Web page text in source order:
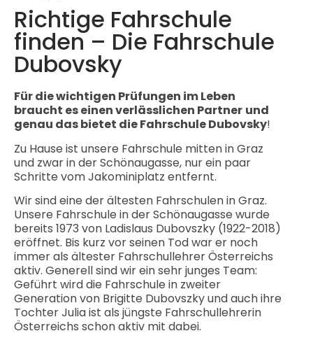
Richtige Fahrschule
finden – Die Fahrschule
Dubovsky
Für die wichtigen Prüfungen im Leben
braucht es einen verlässlichen Partner und
genau das bietet die Fahrschule Dubovsky!
Zu Hause ist unsere Fahrschule mitten in Graz
und zwar in der Schönaugasse, nur ein paar
Schritte vom Jakominiplatz entfernt.
Wir sind eine der ältesten Fahrschulen in Graz.
Unsere Fahrschule in der Schönaugasse wurde
bereits 1973 von Ladislaus Dubovszky (1922-2018)
eröffnet. Bis kurz vor seinen Tod war er noch
immer als ältester Fahrschullehrer Österreichs
aktiv. Generell sind wir ein sehr junges Team:
Geführt wird die Fahrschule in zweiter
Generation von Brigitte Dubovszky und auch ihre
Tochter Julia ist als jüngste Fahrschullehrerin
Österreichs schon aktiv mit dabei.